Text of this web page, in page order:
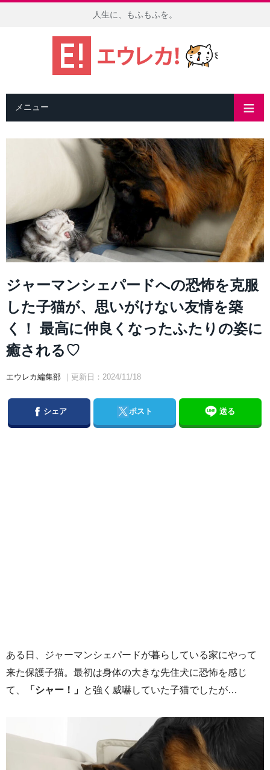
人生に、もふもふを。
メニュー
ジャーマンシェパードへの恐怖を克服
した子猫が、思いがけない友情を築
く！ 最高に仲良くなったふたりの姿に
癒される♡
エウレカ編集部 ｜更新日：2024/11/18
Facebook
シェア Twitterポスト 送る
ある日、ジャーマンシェパードが暮らしている家にやって
来た保護子猫。最初は身体の大きな先住犬に恐怖を感じ
て、
「シャー！」 と強く威嚇していた子猫でしたが…